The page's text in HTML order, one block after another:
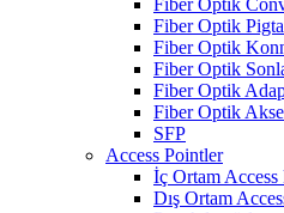
Fiber Optik
Fiber Optik
Fiber Optik
Fiber Optik
Fiber Optik
Fiber Optik
SFP
Access Pointler
İç Ortam Access
Dış Ortam